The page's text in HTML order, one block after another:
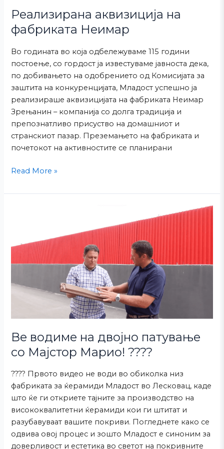
Реализирана аквизиција на
фабриката Неимар
Во годината во која одбележуваме 115 години
постоење, со гордост ја известуваме јавноста дека,
по добивањето на одобрението од Комисијата за
заштита на конкуренцијата, Младост успешно ја
реализираше аквизицијата на фабриката Неимар
Зрењанин – компанија со долга традиција и
препознатливо присуство на домашниот и
странскиот пазар. Преземањето на фабриката и
почетокот на активностите се планирани
Read More »
Ве водиме на двојно патување
со Мајстор Марио! ????️
???? Првото видео не води во обиколка низ
фабриката за ќерамиди Младост во Лесковац, каде
што ќе ги откриете тајните за производство на
висококвалитетни ќерамиди кои ги штитат и
разубавуваат вашите покриви. Погледнете како се
одвива овој процес и зошто Младост е синоним за
доверливост и естетика во светот на покривните
двојно
патување
Мајстор
Марио!